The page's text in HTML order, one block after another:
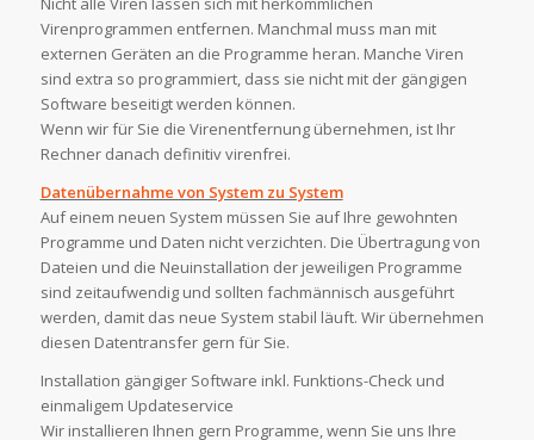
Virenprogrammen entfernen. Manchmal muss man mit
externen Geräten an die Programme heran. Manche Viren
sind extra so programmiert, dass sie nicht mit der gängigen
Software beseitigt werden können.
Wenn wir für Sie die Virenentfernung übernehmen, ist Ihr
Rechner danach definitiv virenfrei.
Datenübernahme von System zu System
Auf einem neuen System müssen Sie auf Ihre gewohnten
Programme und Daten nicht verzichten. Die Übertragung von
Dateien und die Neuinstallation der jeweiligen Programme
sind zeitaufwendig und sollten fachmännisch ausgeführt
werden, damit das neue System stabil läuft. Wir übernehmen
diesen Datentransfer gern für Sie.
Installation gängiger Software inkl. Funktions-Check und
einmaligem Updateservice
Wir installieren Ihnen gern Programme, wenn Sie uns Ihre